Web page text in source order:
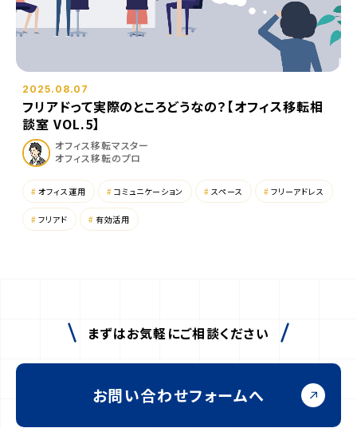
ス
プ
ロ
ジ
ェ
ク
ト
サ
ポ
ー
リシー サイトマップ
2025.08.07
フリアドって実際のところどうなの？【オフィス移転相
談室 VOL.5】
オフィス移転マスター
オフィス移転のプロ
オフィス運用 コミュニケーション スペース フリーアドレス
フリアド 有効活用
まずはお気軽にご相談ください
お問い合わせフォームへ